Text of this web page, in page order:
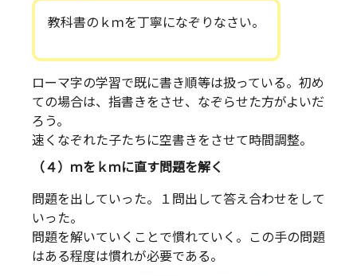
教科書のｋｍを丁寧になぞりなさい。
ローマ字の学習で既に書き順等は扱っている。初め
ての場合は、指書きをさせ、なぞらせた方がよいだ
ろう。
速くなぞれた子たちに空書きをさせて時間調整。
（４）ｍをｋｍに直す問題を解く
問題を出していった。１問出して答え合わせをして
いった。
問題を解いていくことで慣れていく。この手の問題
はある程度は慣れが必要である。